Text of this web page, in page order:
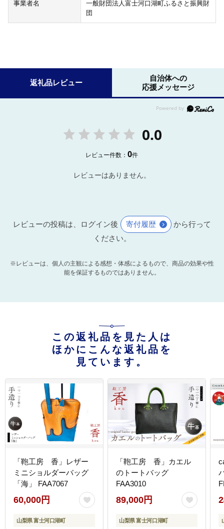
事業者名
一般財団法人富士河口湖町ふるさと振興財
団
返礼品レビュー
自治体への
応援メッセージ
0.0
レビュー件数：0件
レビューはありません。
レビューの投稿は、ログイン後 寄付履歴
から行って
ください。
※レビューは、個人の主観による感想・体感によるもので、商品の効果や性
能を保証するものではありません。
この返礼品を見た人は
ほかにこんな返礼品を
見ています。
「鞄工房 香」レザー
ミニショルダーバッグ
「海」 FAA7067
60,000円
山梨県 富士河口湖町
「鞄工房 香」カエル
のトートバッグ
FAA3010
89,000円
山梨県 富士河口湖町